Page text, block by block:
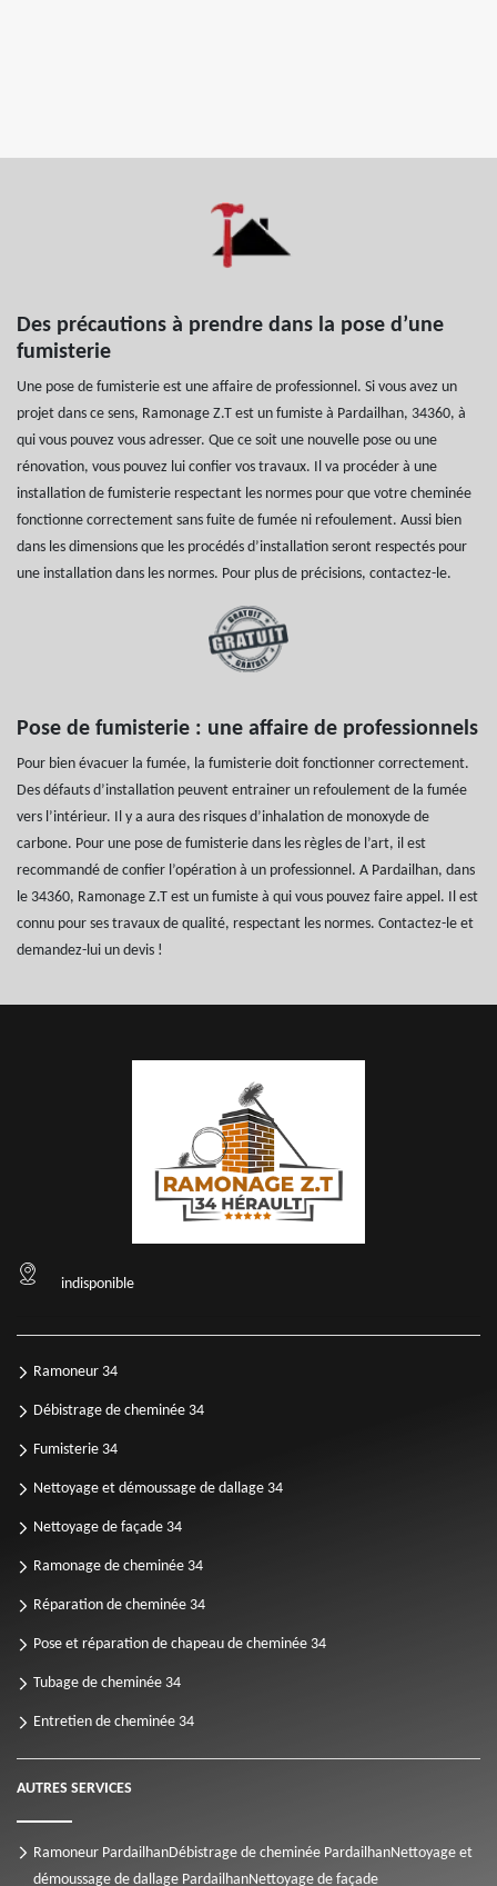
Des précautions à prendre dans la pose d’une
fumisterie
Une pose de fumisterie est une affaire de professionnel. Si vous avez un
projet dans ce sens, Ramonage Z.T est un fumiste à Pardailhan, 34360, à
qui vous pouvez vous adresser. Que ce soit une nouvelle pose ou une
rénovation, vous pouvez lui confier vos travaux. Il va procéder à une
installation de fumisterie respectant les normes pour que votre cheminée
fonctionne correctement sans fuite de fumée ni refoulement. Aussi bien
dans les dimensions que les procédés d’installation seront respectés pour
une installation dans les normes. Pour plus de précisions, contactez-le.
Pose de fumisterie : une affaire de professionnels
Pour bien évacuer la fumée, la fumisterie doit fonctionner correctement.
Des défauts d’installation peuvent entrainer un refoulement de la fumée
vers l’intérieur. Il y a aura des risques d’inhalation de monoxyde de
carbone. Pour une pose de fumisterie dans les règles de l’art, il est
recommandé de confier l’opération à un professionnel. A Pardailhan, dans
le 34360, Ramonage Z.T est un fumiste à qui vous pouvez faire appel. Il est
connu pour ses travaux de qualité, respectant les normes. Contactez-le et
demandez-lui un devis !
indisponible
Ramoneur 34
Débistrage de cheminée 34
Fumisterie 34
Nettoyage et démoussage de dallage 34
Nettoyage de façade 34
Ramonage de cheminée 34
Réparation de cheminée 34
Pose et réparation de chapeau de cheminée 34
Tubage de cheminée 34
Entretien de cheminée 34
AUTRES SERVICES
Ramoneur PardailhanDébistrage de cheminée PardailhanNettoyage et
démoussage de dallage PardailhanNettoyage de façade